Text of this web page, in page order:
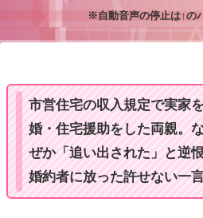
※自動音声の停止は↑の
市営住宅の収入規定で実家
婚・住宅援助をした両親。
ぜか「追い出された」と逆
婚約者に放った許せない一